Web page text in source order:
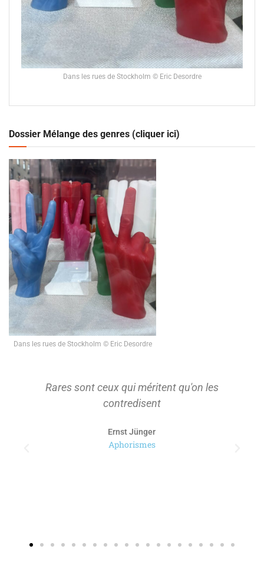
Dans les rues de Stockholm © Eric Desordre
Dossier Mélange des genres (cliquer ici)
Dans les rues de Stockholm © Eric Desordre
Rares sont ceux qui méritent qu'on les
contredisent
Ernst Jünger
Aphorismes